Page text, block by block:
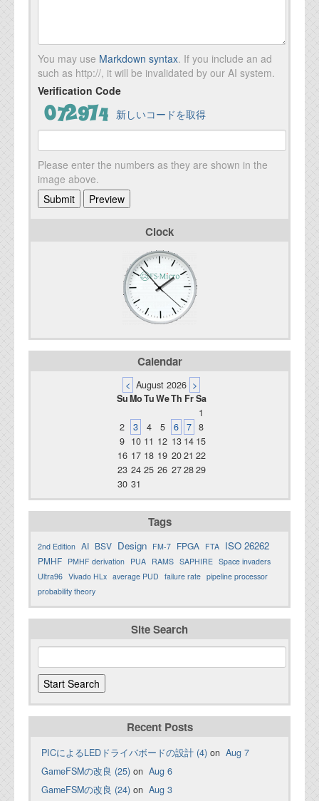
You may use Markdown syntax. If you include an ad
such as http://, it will be invalidated by our AI system.
Verification Code
新しいコードを取得
Please enter the numbers as they are shown in the
image above.
Clock
Calendar
< August 2026 >
SuMoTuWeTh FrSa
1
2
3 4 5 6 7 8
9 10 11 12 13 14 15
16 17 18 19 2021 22
23 24 25 26 272829
30 31
Tags
2nd Edition AI BSV Design FM-7 FPGA FTA ISO 26262
PMHF PMHF derivation PUA RAMS SAPHIRE Space invaders
Ultra96 Vivado HLx average PUD failure rate pipeline processor
probability theory
Site Search
Recent Posts
PICによるLEDドライバボードの設計 (4) on Aug 7
GameFSMの改良 (25) on Aug 6
GameFSMの改良 (24) on Aug 3